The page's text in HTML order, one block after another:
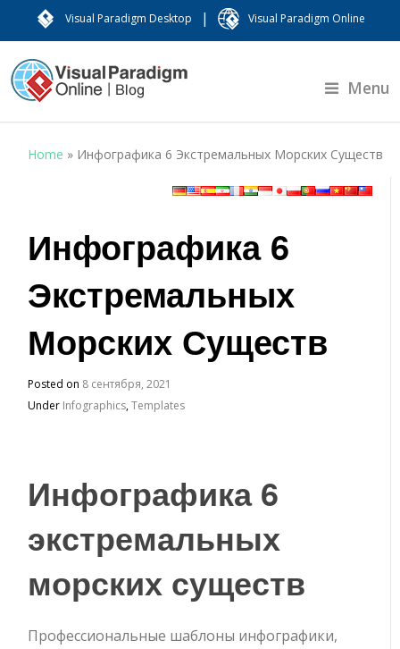
Visual Paradigm Desktop | Visual Paradigm Online
Menu
Home » Инфографика 6 Экстремальных Морских Существ
Инфографика 6
Экстремальных
Морских Существ
Posted on 8 сентября, 2021
Under Infographics,Templates
Инфографика 6
экстремальных
морских существ
Профессиональные шаблоны инфографики,